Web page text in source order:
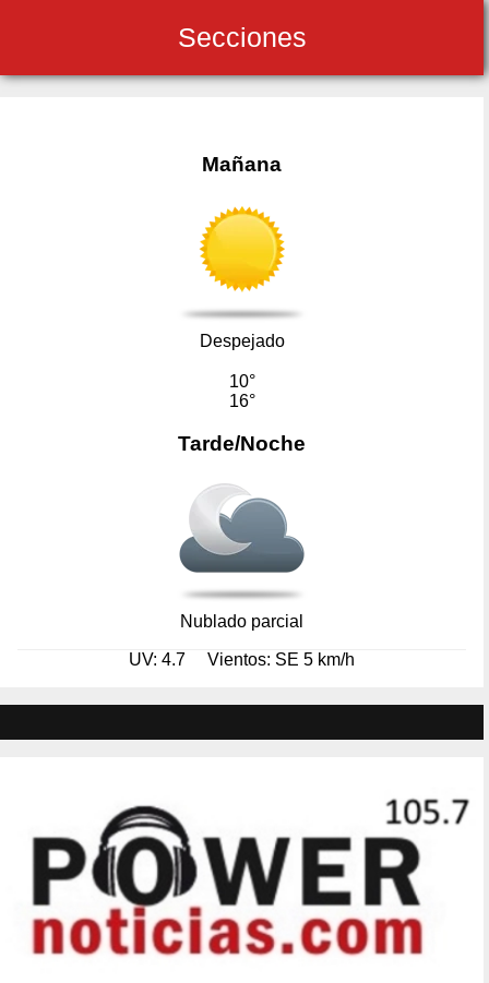
Secciones
Mañana
Despejado
10°
16°
Tarde/Noche
Nublado parcial
UV: 4.7 Vientos: SE 5 km/h